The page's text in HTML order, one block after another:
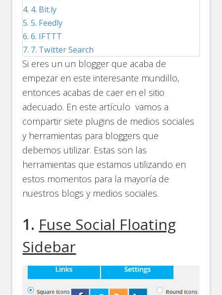
4. Bit.ly
5. Feedly
6. IFTTT
7. Twitter Search
Si eres un un blogger que acaba de
empezar en este interesante mundillo,
entonces acabas de caer en el sitio
adecuado. En este artículo vamos a
compartir siete plugins de medios sociales
y herramientas para bloggers que
debemos utilizar. Estas son las
herramientas que estamos utilizando en
estos momentos para la mayoría de
nuestros blogs y medios sociales.
1. Fuse Social Floating
Sidebar